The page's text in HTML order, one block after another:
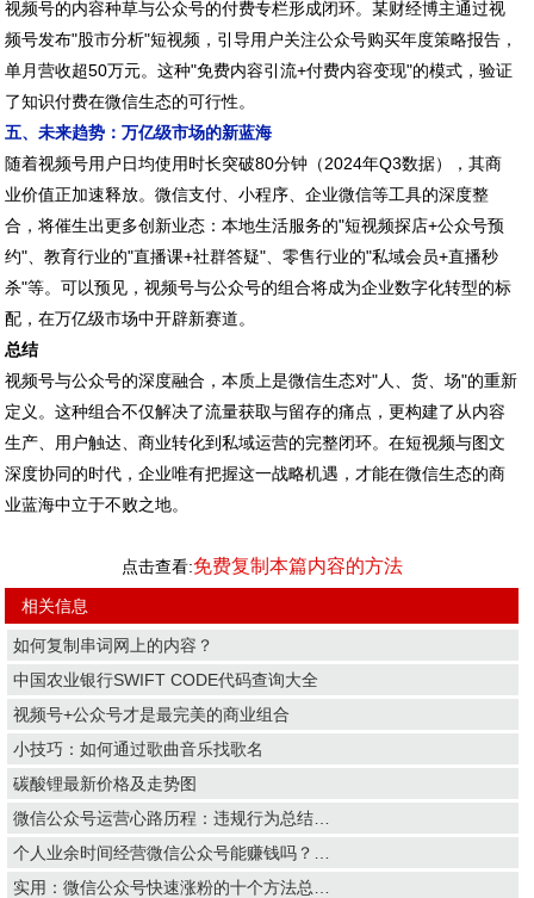
视频号的内容种草与公众号的付费专栏形成闭环。某财经博主通过视
频号发布"股市分析"短视频，引导用户关注公众号购买年度策略报告，
单月营收超50万元。这种"免费内容引流+付费内容变现"的模式，验证
了知识付费在微信生态的可行性。
五、未来趋势：万亿级市场的新蓝海
随着视频号用户日均使用时长突破80分钟（2024年Q3数据），其商
业价值正加速释放。微信支付、小程序、企业微信等工具的深度整
合，将催生出更多创新业态：本地生活服务的"短视频探店+公众号预
约"、教育行业的"直播课+社群答疑"、零售行业的"私域会员+直播秒
杀"等。可以预见，视频号与公众号的组合将成为企业数字化转型的标
配，在万亿级市场中开辟新赛道。
总结
视频号与公众号的深度融合，本质上是微信生态对"人、货、场"的重新
定义。这种组合不仅解决了流量获取与留存的痛点，更构建了从内容
生产、用户触达、商业转化到私域运营的完整闭环。在短视频与图文
深度协同的时代，企业唯有把握这一战略机遇，才能在微信生态的商
业蓝海中立于不败之地。
点击查看:免费复制本篇内容的方法
相关信息
如何复制串词网上的内容？
中国农业银行SWIFT CODE代码查询大全
视频号+公众号才是最完美的商业组合
小技巧：如何通过歌曲音乐找歌名
碳酸锂最新价格及走势图
微信公众号运营心路历程：违规行为总结…
个人业余时间经营微信公众号能赚钱吗？…
实用：微信公众号快速涨粉的十个方法总…